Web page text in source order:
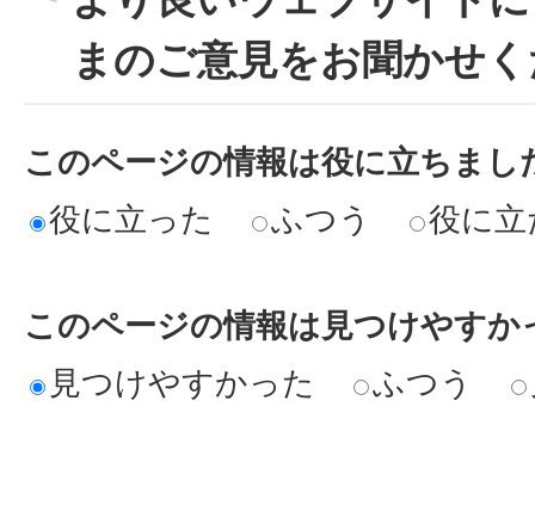
まのご意見をお聞かせ
このページの情報は役に立ちまし
役に立った
ふつう 役に
このページの情報は見つけやすか
見つけやすかった
ふつう